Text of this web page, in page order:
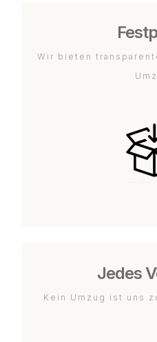
Wir bieten
Jedes
Kein Umzug ist uns